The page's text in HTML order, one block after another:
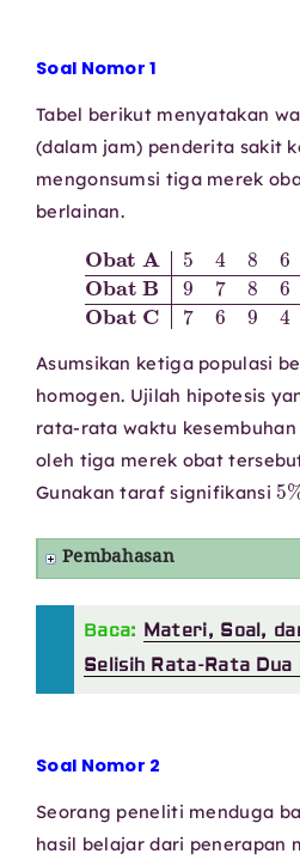
Soal Nomor 1
Tabel berikut menyatakan
(dalam jam) penderita sakit
mengonsumsi tiga merek
berlainan.
Obat A 54 8 63 5 Obat B
Obat C 69 72
Asumsikan ketiga populasi
homogen. Ujilah hipotesis
rata-rata waktu
oleh tiga merek obat
Gunakan taraf signifikansi
5%
Pembahasan
Baca: Materi, Soal,
Selisih Rata-Rata Dua
Soal Nomor 2
Seorang peneliti menduga
hasil belajar dari penerapan